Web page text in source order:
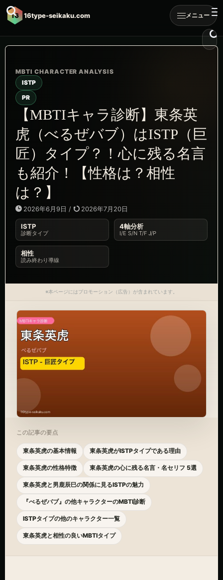
16 16type-seikaku.com メニュー
ISTP
PR
【MBTIキャラ診断】東条英
虎（べるぜバブ）はISTP（巨
匠）タイプ？！心に残る名言
も紹介！【性格は？相性
は？】
2026年6月9日 / 2026年7月20日
ISTP
診断タイプ
4軸分析
I/E S/N T/F J/P
相性
読み終わり導線
※本ページにはプロモーション（広告）が含まれています。
この記事の要点
東条英虎の基本情報 東条英虎がISTPタイプである理由
東条英虎の性格特徴 東条英虎の心に残る名言・名セリフ 5選
東条英虎と男鹿辰巳の関係に見るISTPの魅力
『べるぜバブ』の他キャラクターのMBTI診断
ISTPタイプの他のキャラクター一覧
東条英虎と相性の良いMBTIタイプ